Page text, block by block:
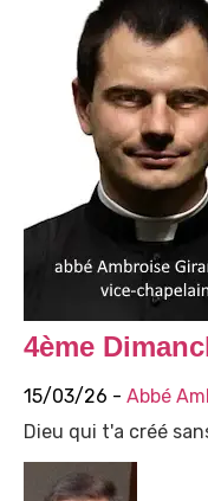
4ème
15/03/26 - Abbé
Dieu qui t'a créé